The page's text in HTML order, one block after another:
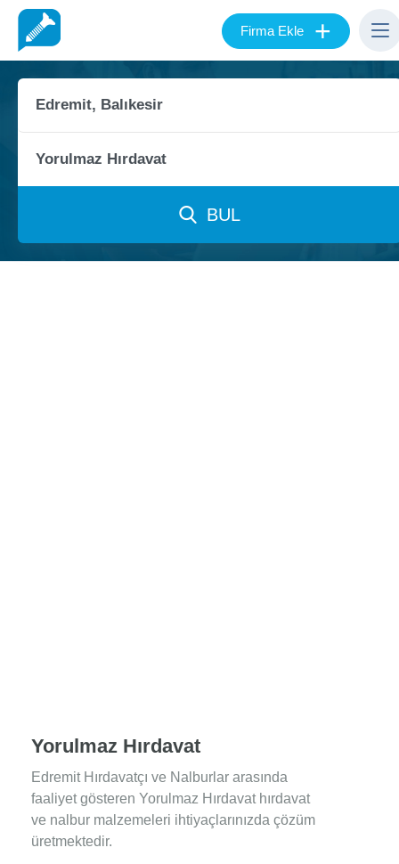
Firma Ekle +
BUL
Yorulmaz Hırdavat
Edremit Hırdavatçı ve Nalburlar arasında
faaliyet gösteren Yorulmaz Hırdavat hırdavat
ve nalbur malzemeleri ihtiyaçlarınızda çözüm
üretmektedir.